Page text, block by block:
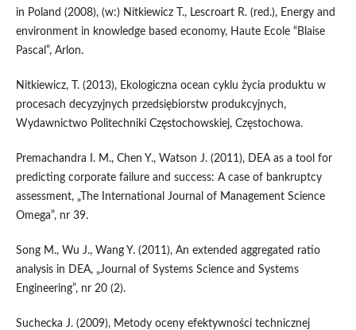
in Poland (2008), (w:) Nitkiewicz T., Lescroart R. (red.), Energy and
environment in knowledge based economy, Haute Ecole “Blaise
Pascal”, Arlon.
Nitkiewicz, T. (2013), Ekologiczna ocean cyklu życia produktu w
procesach decyzyjnych przedsiębiorstw produkcyjnych,
Wydawnictwo Politechniki Częstochowskiej, Częstochowa.
Premachandra I. M., Chen Y., Watson J. (2011), DEA as a tool for
predicting corporate failure and success: A case of bankruptcy
assessment, „The International Journal of Management Science
Omega”, nr 39.
Song M., Wu J., Wang Y. (2011), An extended aggregated ratio
analysis in DEA, „Journal of Systems Science and Systems
Engineering”, nr 20 (2).
Suchecka J. (2009), Metody oceny efektywności technicznej